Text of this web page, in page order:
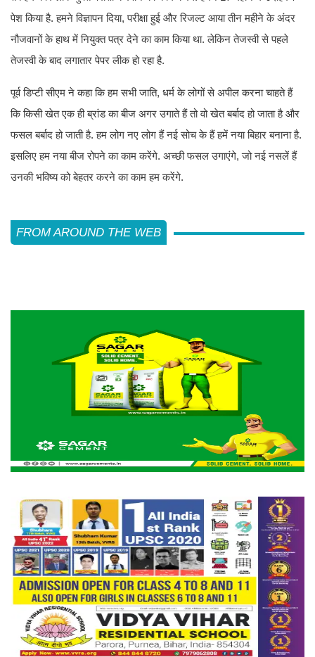
पेश किया है. हमने विज्ञापन दिया, परीक्षा हुई और रिजल्ट आया तीन महीने के अंदर
नौजवानों के हाथ में नियुक्त पत्र देने का काम किया था. लेकिन तेजस्वी से पहले
तेजस्वी के बाद लगातार पेपर लीक हो रहा है.
पूर्व डिप्टी सीएम ने कहा कि हम सभी जाति, धर्म के लोगों से अपील करना चाहते हैं
कि किसी खेत एक ही ब्रांड का बीज अगर उगाते हैं तो वो खेत बर्बाद हो जाता है और
फसल बर्बाद हो जाती है. हम लोग नए लोग हैं नई सोच के हैं हमें नया बिहार बनाना है.
इसलिए हम नया बीज रोपने का काम करेंगे. अच्छी फसल उगाएंगे, जो नई नसलें हैं
उनकी भविष्य को बेहतर करने का काम हम करेंगे.
FROM AROUND THE WEB